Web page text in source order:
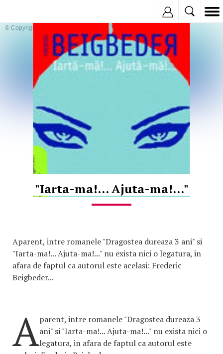
© Copyright:
"Iarta-ma!... Ajuta-ma!..."
Aparent, intre romanele "Dragostea dureaza 3 ani" si
"Iarta-ma!... Ajuta-ma!..." nu exista nici o legatura, in
afara de faptul ca autorul este acelasi: Frederic
Beigbeder...
Aparent, intre romanele "Dragostea dureaza 3
ani" si "Iarta-ma!... Ajuta-ma!..." nu exista nici o
legatura, in afara de faptul ca autorul este